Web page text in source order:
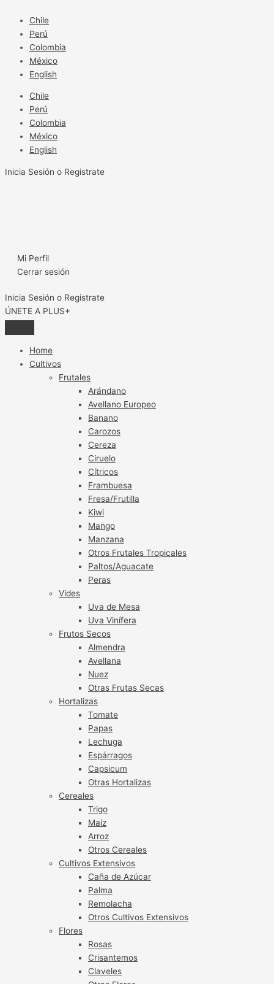
contenido
Chile
Perú
Colombia
México
English
Chile
Perú
Colombia
México
English
Inicia Sesión o Registrate
Mi Perfil
Cerrar sesión
Inicia Sesión o Registrate
ÚNETE A PLUS+
Home
Cultivos
Frutales
Arándano
Avellano Europeo
Banano
Carozos
Cereza
Ciruelo
Cítricos
Frambuesa
Fresa/Frutilla
Kiwi
Mango
Manzana
Otros Frutales Tropicales
Paltos/Aguacate
Peras
Vides
Uva de Mesa
Uva Vinífera
Frutos Secos
Almendra
Avellana
Nuez
Otras Frutas Secas
Hortalizas
Tomate
Papas
Lechuga
Espárragos
Capsicum
Otras Hortalizas
Cereales
Trigo
Maíz
Arroz
Otros Cereales
Cultivos Extensivos
Caña de Azúcar
Palma
Remolacha
Otros Cultivos Extensivos
Flores
Rosas
Crisantemos
Claveles